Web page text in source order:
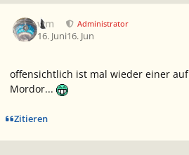
wm Administrator
16. Juni16. Jun
offensichtlich ist mal wieder einer
Mordor...
Zitieren